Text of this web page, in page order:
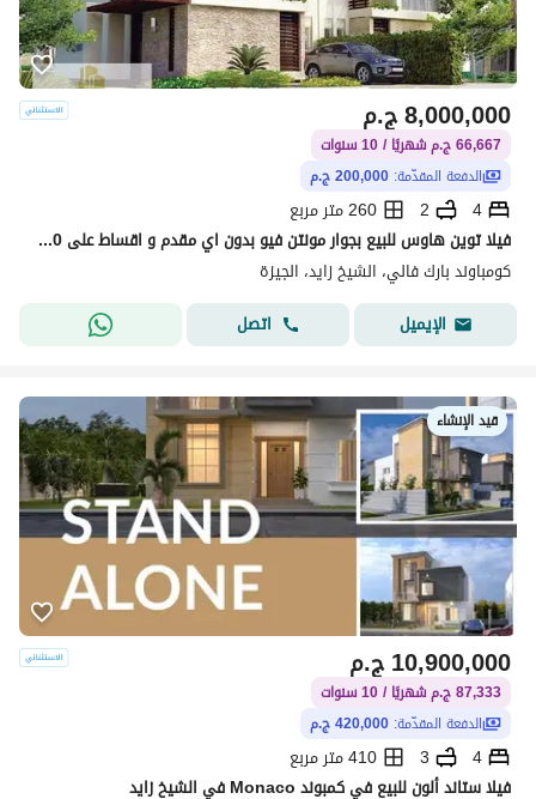
ج.م8,000,000
66,667 ج.م شهريًا / 10 سنوات
الدفعة المقدّمة: 200,000 ج.م
4
2
260 متر مربع
فيلا توين هاوس للبيع بجوار مونتن فيو بدون اي مقدم و اقساط على 10 سنين و مع مطور يملك اكتر من 20 مشروع بالمنطقة
كومباوند بارك فالي، الشيخ زايد، الجيزة
الإيميل
اتصل
قيد الإنشاء
ج.م10,900,000
87,333 ج.م شهريًا / 10 سنوات
الدفعة المقدّمة: 420,000 ج.م
4
3
410 متر مربع
فيلا ستاند ألون للبيع في كمبوند Monaco في الشيخ زايد